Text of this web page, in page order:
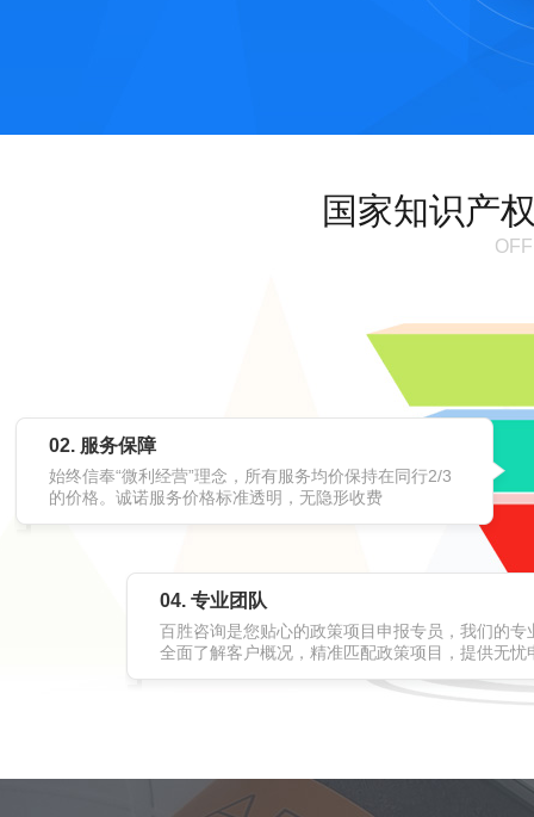
国家知识产
02. 服务保障
始终信奉“微利经营”理念，所有服务均价保持在同行2/3
的价格。诚诺服务价格标准透明，无隐形收费
04. 专业团队
百胜咨询是您贴心的政策项目申报专员，我们的专
全面了解客户概况，精准匹配政策项目，提供无忧